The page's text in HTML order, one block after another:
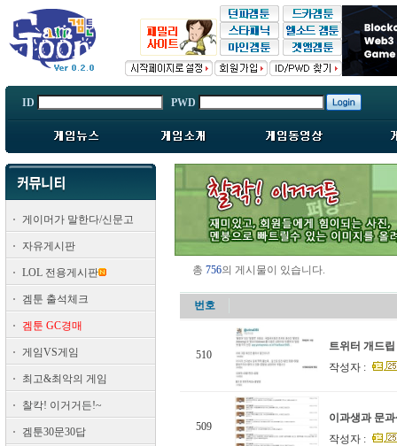
ID PWD
게이머가 말한다/신문고
자유게시판
LOL 전용게시판
겜툰 출석체크
겜툰 GC경매
게임VS게임
최고&최악의 게임
찰칵! 이거거든!~
겜툰30문30답
총 756의 게시물이 있습니다.
번호
510
트위터 개드립
작성자 :
509
이과생과 문
작성자 :